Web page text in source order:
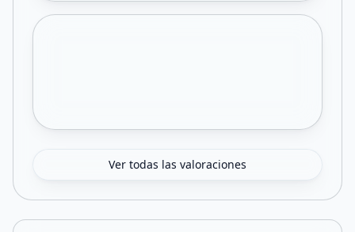
Ver todas las valoraciones